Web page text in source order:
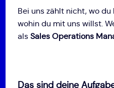
Bei uns zählt nicht, wo
wohin du mit uns willst.
als Sales Operations
Das sind deine